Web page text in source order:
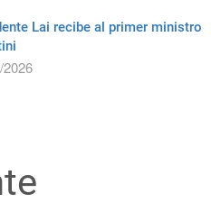
Lai recibe al primer ministro